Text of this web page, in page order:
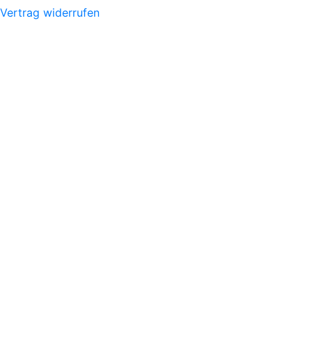
Vertrag widerrufen